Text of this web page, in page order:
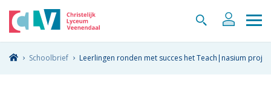
Schoolbrief Leerlingen ronden met succes het Teach|nasium